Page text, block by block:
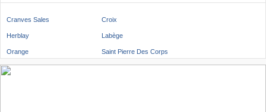
Cranves Sales Croix
Herblay Labège
Orange Saint Pierre Des Corps